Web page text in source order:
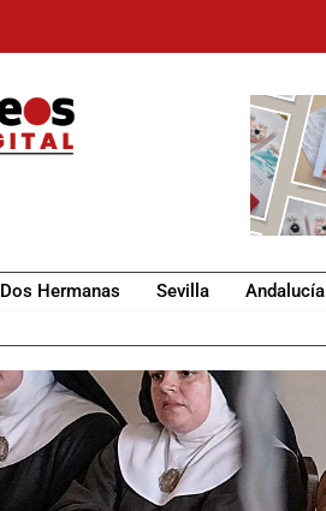
Dos Hermanas Sevilla Andalucía